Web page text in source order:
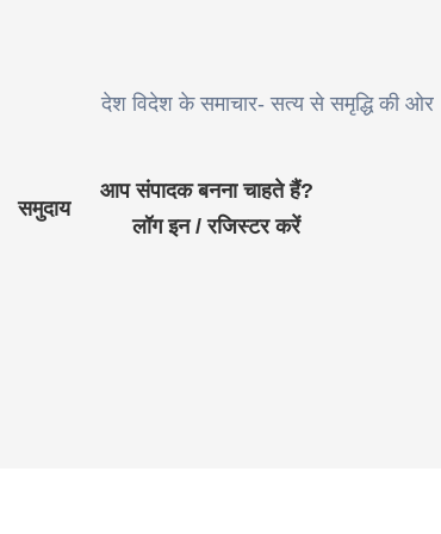
देश विदेश के समाचार- सत्य से समृद्धि की ओर
समुदाय
आप संपादक बनना चाहते हैं?
लॉग इन / रजिस्टर करें